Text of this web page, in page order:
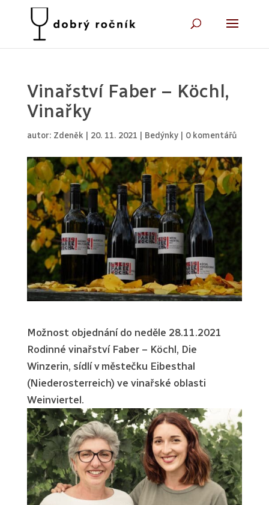
Vinařství Faber – Köchl,
Vinařky
autor: Zdeněk 20. 11. 2021 Bedýnky| 0 komentářů
Možnost objednání do neděle 28.11.2021
Rodinné vinařství Faber – Köchl, Die
Winzerin, sídlí v městečku Eibesthal
(Niederosterreich) ve vinařské oblasti
Weinviertel.